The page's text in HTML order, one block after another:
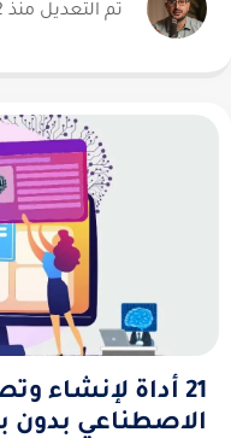
تم التعديل منذ 12 أشهر
21 أداة لإنشاء
الاصطناعي بدون